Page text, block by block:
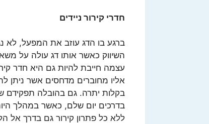
חדרי קירור ניידים
ברגע בו הדג עוזב את המפעל, לא
השיווק כאשר אותו דג עולה על
עצמה חייבת להיות גם היא חדר
אליו מחוברים מדחסים אשר ניתן
בקלות יתרה. גם בהובלה תפקידם
בדרכים יום שלם, כאשר במהלך
ללא כל פתרון קירור גם בדרך אל